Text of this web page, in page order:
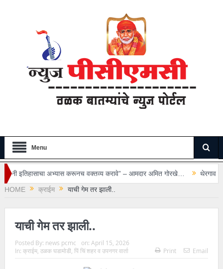
Menu
करूनच वक्तव्य करावे” – आमदार अमित गोरखे…
थेरगाव रुग्णालयातील सुरक्षा
HOME
क्राईम याची गेम तर झाली..
याची गेम तर झाली..
Posted By: news pcmc on: April 15, 2026
In: क्राईम, ठळक घडामोडी, पिं चिं शहर व उपनगर वार्ता Print Email